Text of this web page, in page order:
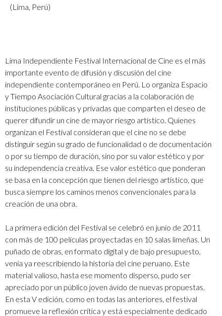
(Lima, Perú)
Lima Independiente Festival Internacional de Cine es el más
importante evento de difusión y discusión del cine
independiente contemporáneo en Perú. Lo organiza Espacio
y Tiempo Asociación Cultural gracias a la colaboración de
instituciones públicas y privadas que comparten el deseo de
querer difundir un cine de mayor riesgo artístico. Quienes
organizan el Festival consideran que el cine no se debe
distinguir según su grado de funcionalidad o de documentación
o por su tiempo de duración, sino por su valor estético y por
su independencia creativa. Ese valor estético que ponderan
se basa en la concepción que tienen del riesgo artístico, que
busca siempre los caminos menos convencionales para la
creación de una obra.
La primera edición del Festival se celebró en junio de 2011
con más de 100 películas proyectadas en 10 salas limeñas. Un
puñado de obras, en formato digital y de bajo presupuesto,
venía ya reescribiendo la historia del cine peruano. Este
material valioso, hasta ese momento disperso, pudo ser
apreciado por un público joven ávido de nuevas propuestas.
En esta V edición, como en todas las anteriores, el festival
promueve la reflexión crítica y está especialmente dedicado